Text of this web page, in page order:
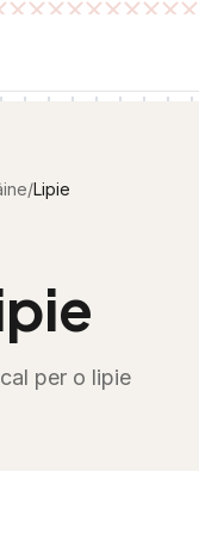
/Lipie
per o lipie